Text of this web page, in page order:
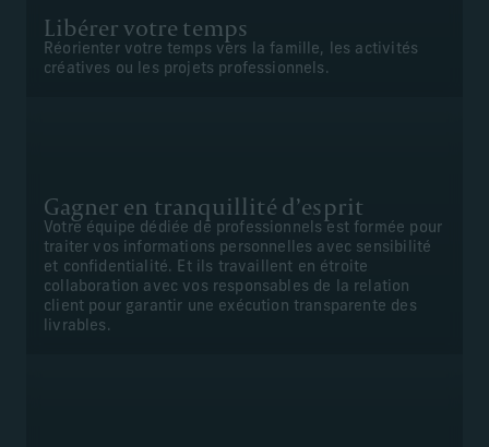
Libérer votre temps
Réorienter votre temps vers la famille, les activités
créatives ou les projets professionnels.
Gagner en tranquillité d’esprit
Votre équipe dédiée de professionnels est formée pour
traiter vos informations personnelles avec sensibilité
et confidentialité. Et ils travaillent en étroite
collaboration avec vos responsables de la relation
client pour garantir une exécution transparente des
livrables.